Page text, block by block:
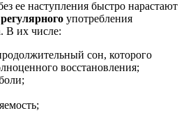
ее наступления быстро нарастают
регулярного употребления
В их числе:
сон, которого
восстановления;